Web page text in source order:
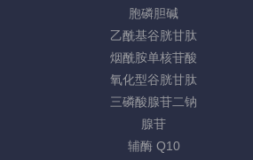
胞磷胆碱
乙酰基谷胱甘肽
烟酰胺单核苷酸
氧化型谷胱甘肽
三磷酸腺苷二钠
腺苷
辅酶 Q10